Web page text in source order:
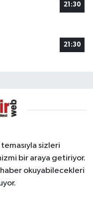
21:30
21:30
sizleri
bir araya getiriyor.
haber okuyabilecekleri